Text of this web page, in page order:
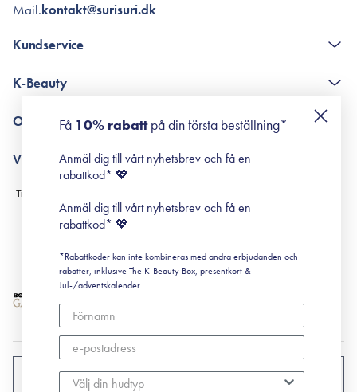
Mail.kontakt@surisuri.dk
Kundservice
Poängshop - frågor och svar
K-Beauty
Retinol för nybörjare
Om Surisuri
Black Friday
Villkor
Leverans & Retur
Köpvillkor
Prenumerationsvillkor
Cookiepolicy
SVERIGE
Få 10% rabattpå din första beställning*
Anmäl dig till vårt nyhetsbrev och få en
rabattkod* 💖
Anmäl dig till vårt nyhetsbrev och få en
rabattkod* 💖
*Rabattkoder kan inte kombineras med andra erbjudanden och
rabatter, inklusive The K-Beauty Box, presentkort &
Jul-/adventskalender.